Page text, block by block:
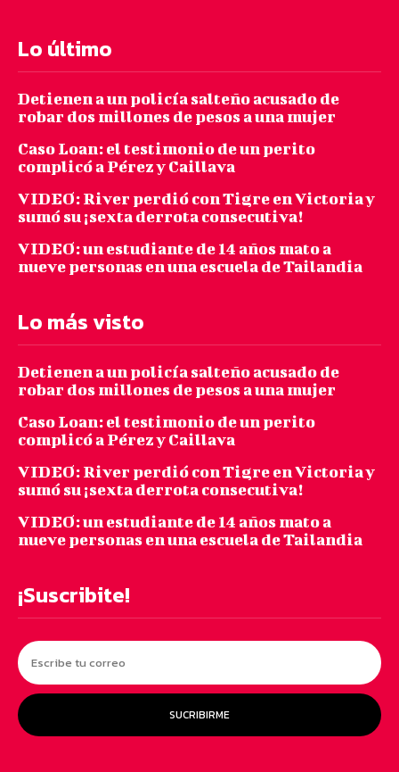
Lo último
Detienen a un policía salteño acusado de
robar dos millones de pesos a una mujer
Caso Loan: el testimonio de un perito
complicó a Pérez y Caillava
VIDEO: River perdió con Tigre en Victoria y
sumó su ¡sexta derrota consecutiva!
VIDEO: un estudiante de 14 años mato a
nueve personas en una escuela de Tailandia
Lo más visto
Detienen a un policía salteño acusado de
robar dos millones de pesos a una mujer
Caso Loan: el testimonio de un perito
complicó a Pérez y Caillava
VIDEO: River perdió con Tigre en Victoria y
sumó su ¡sexta derrota consecutiva!
VIDEO: un estudiante de 14 años mato a
nueve personas en una escuela de Tailandia
¡Suscribite!
SUCRIBIRME